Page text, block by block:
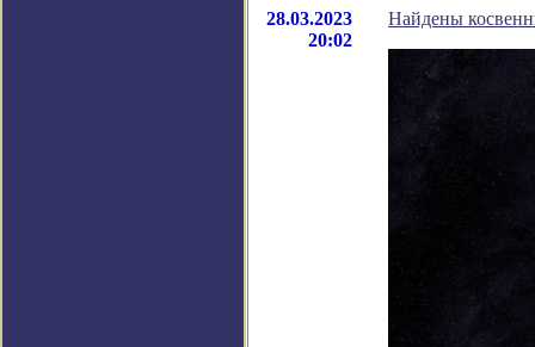
28.03.2023
20:02
Найдены